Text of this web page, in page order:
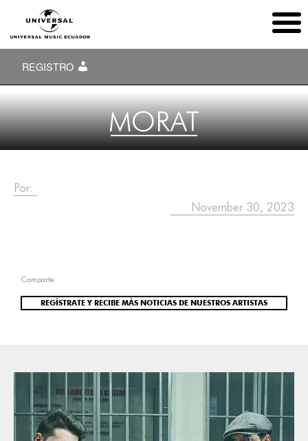
REGISTRO
MORAT
Por:
November 30, 2023
Comparte:
REGÍSTRATE Y RECIBE MÁS NOTICIAS DE NUESTROS ARTISTAS